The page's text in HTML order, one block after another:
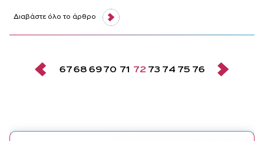
Διαβάστε όλο το άρθρο
6768 69 70 71 72 73 74 75 76